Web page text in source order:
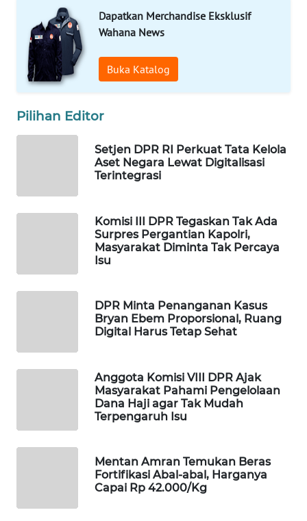
Dapatkan Merchandise Eksklusif
Wahana News
Buka Katalog
Pilihan Editor
Setjen DPR RI Perkuat Tata Kelola
Aset Negara Lewat Digitalisasi
Terintegrasi
Komisi III DPR Tegaskan Tak Ada
Surpres Pergantian Kapolri,
Masyarakat Diminta Tak Percaya
Isu
DPR Minta Penanganan Kasus
Bryan Ebem Proporsional, Ruang
Digital Harus Tetap Sehat
Anggota Komisi VIII DPR Ajak
Masyarakat Pahami Pengelolaan
Dana Haji agar Tak Mudah
Terpengaruh Isu
Mentan Amran Temukan Beras
Fortifikasi Abal-abal, Harganya
Capai Rp 42.000/Kg
WAHANA
INFRASTRUKTUR
WAHANA
KONSUMEN
WAHANA
LISTRIK
ID